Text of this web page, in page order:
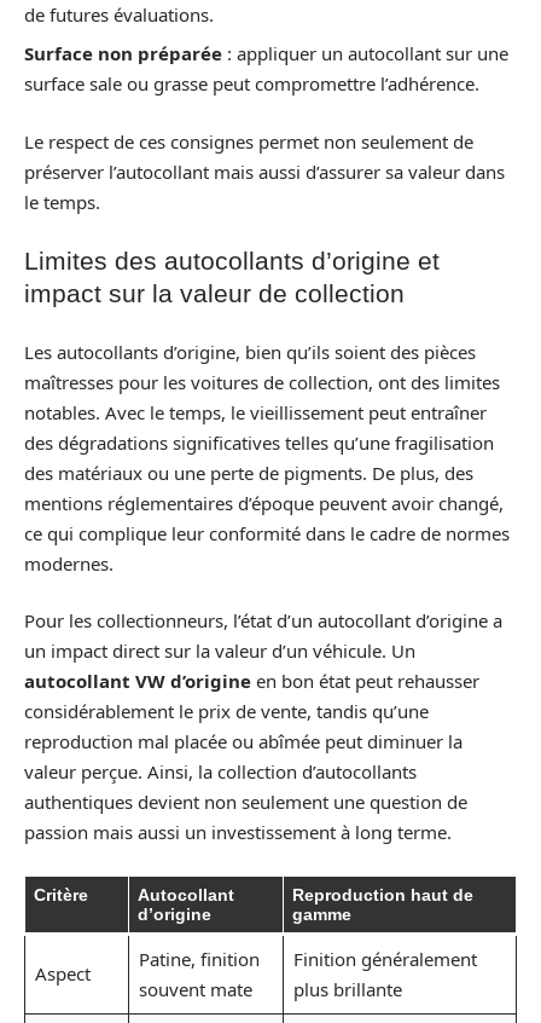
de futures évaluations.
Surface non préparée : appliquer un autocollant sur une
surface sale ou grasse peut compromettre l’adhérence.
Le respect de ces consignes permet non seulement de
préserver l’autocollant mais aussi d’assurer sa valeur dans
le temps.
Limites des autocollants d’origine et
impact sur la valeur de collection
Les autocollants d’origine, bien qu’ils soient des pièces
maîtresses pour les voitures de collection, ont des limites
notables. Avec le temps, le vieillissement peut entraîner
des dégradations significatives telles qu’une fragilisation
des matériaux ou une perte de pigments. De plus, des
mentions réglementaires d’époque peuvent avoir changé,
ce qui complique leur conformité dans le cadre de normes
modernes.
Pour les collectionneurs, l’état d’un autocollant d’origine a
un impact direct sur la valeur d’un véhicule. Un
autocollant VW d’origine en bon état peut rehausser
considérablement le prix de vente, tandis qu’une
reproduction mal placée ou abîmée peut diminuer la
valeur perçue. Ainsi, la collection d’autocollants
authentiques devient non seulement une question de
passion mais aussi un investissement à long terme.
Critère
Autocollant
d’origine
Reproduction haut de
gamme
Aspect
Patine, finition
souvent mate
Finition généralement
plus brillante